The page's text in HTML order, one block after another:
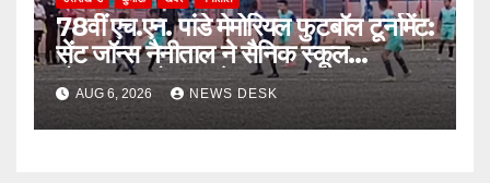
78वीं एच.एन. पांडे मेमोरियल फुटबॉल टूर्नामेंट:
सेंट जॉन्स नैनीताल ने सैनिक स्कूल
घोड़ाखाल को 1-0 से हराया
AUG 6, 2026 NEWS DESK